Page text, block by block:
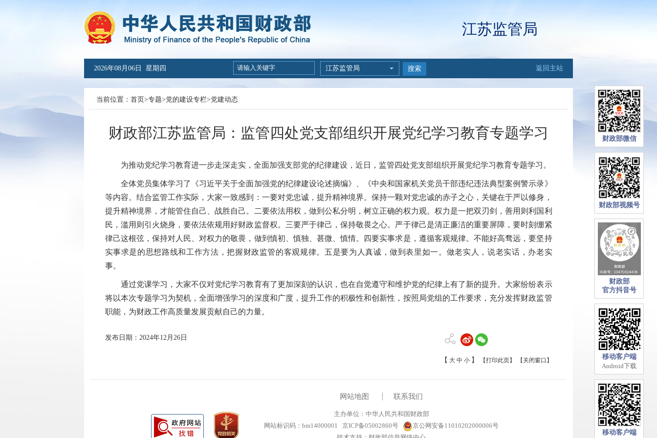
财政部微信
财政部视频号
财政部
官方抖音号
移动客户端
Android下载
移动客户端
江苏监管局
2026年08月06日 星期四 江苏监管局 搜索 返回主站
当前位置： 首页>专题>党的建设专栏>党建动态
财政部江苏监管局：监管四处党支部组织开展党纪学习教育专题学习
为推动党纪学习教育进一步走深走实，全面加强支部党的纪律建设，近日，监管四处党支部组织开展党纪学习教育专题学习。
全体党员集体学习了《习近平关于全面加强党的纪律建设论述摘编》、《中央和国家机关党员干部违纪违法典型案例警示录》
等内容。结合监管工作实际，大家一致感到：一要对党忠诚，提升精神境界。保持一颗对党忠诚的赤子之心，关键在于严以修身，
提升精神境界， 才能管住自己、战胜自己 。二要依法用权，做到公私分明，树立正确的权力观。权力是一把双刃剑，善用则利国利
民，滥用则引火烧身，要依法依规用好财政监督权。三要严于律己，保持敬畏之心。严于律己是清正廉洁的重要屏障，要时刻绷紧
律己这根弦，保持对人民、对权力的敬畏，做到慎初、慎独、甚微、慎情。四要实事求是，遵循客观规律。不能好高骛远，要坚持
实事求是的思想路线和工作方法，把握财政监管的客观规律。五是要为人真诚，做到表里如一。做老实人，说老实话，办老实
事。
通过党课学习，大家不仅对党纪学习教育有了更加深刻的认识，也在自觉遵守和维护党的纪律上有了新的提升。大家纷纷表示
将以本次专题学习为契机，全面增强学习的深度和广度，提升工作的积极性和创新性，按照局党组的工作要求，充分发挥财政监管
职能，为财政工作高质量发展贡献自己的力量。
发布日期：2024年12月26日
【 大 中 小 】 【打印此页】 【关闭窗口】
网站地图 联系我们
主办单位：中华人民共和国财政部
网站标识码：bm14000001
京ICP备05002860号
京公网安备11010202000006号